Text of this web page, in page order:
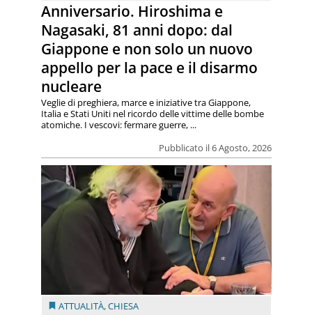
Anniversario. Hiroshima e
Nagasaki, 81 anni dopo: dal
Giappone e non solo un nuovo
appello per la pace e il disarmo
nucleare
Pubblicato il 6 Agosto, 2026
Veglie di preghiera, marce e iniziative tra Giappone,
Italia e Stati Uniti nel ricordo delle vittime delle bombe
atomiche. I vescovi: fermare guerre, ...
ATTUALITÀ,CHIESA